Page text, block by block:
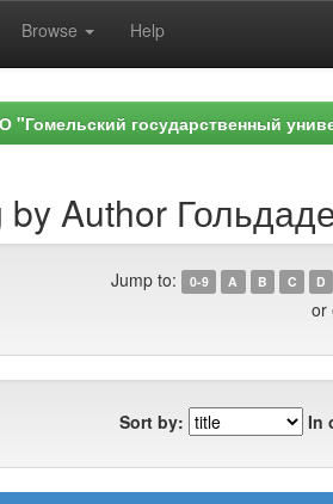
Browse Help
"Гомельский государственный
by Author
Jump to: 0-9 A B C D
or
Sort by: In